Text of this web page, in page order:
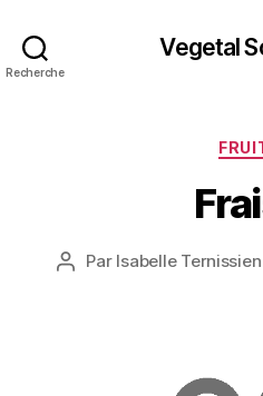
Recherche
Vegetal
Auteur
Par Isabelle Ternissien